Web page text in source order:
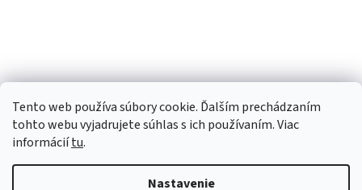
Tento web používa súbory cookie. Ďalším prechádzaním
tohto webu vyjadrujete súhlas s ich používaním. Viac
informáciítu.
Nastavenie